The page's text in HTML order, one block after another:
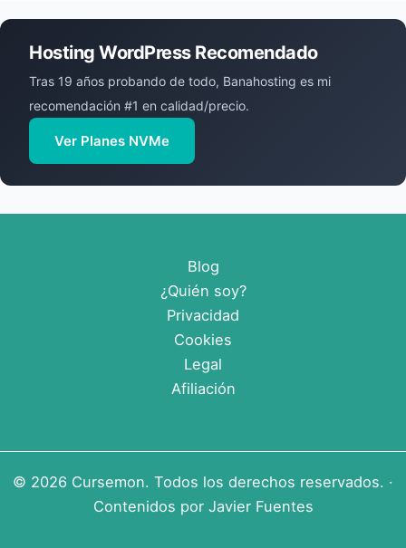
Hosting WordPress Recomendado
Tras 19 años probando de todo, Banahosting es mi
recomendación #1 en calidad/precio.
Ver Planes NVMe
Blog
¿Quién soy?
Privacidad
Cookies
Legal
Afiliación
© 2026 Cursemon. Todos los derechos reservados. ·
Contenidos por Javier Fuentes